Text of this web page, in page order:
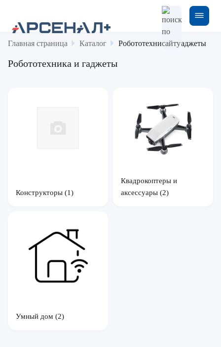
Главная страница Каталог Робототехника и гаджеты
Робототехника и гаджеты
Конструкторы (1)
Квадрокоптеры и
аксессуары (2)
Умный дом (2)